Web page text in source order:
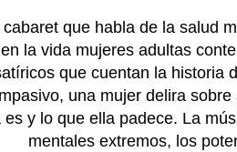
que habla de la salud
la vida mujeres adultas
que cuentan la historia
una mujer delira
y lo que ella padece. La
mentales extremos, los